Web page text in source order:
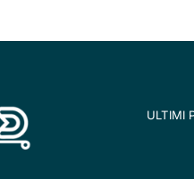
ULTIMI